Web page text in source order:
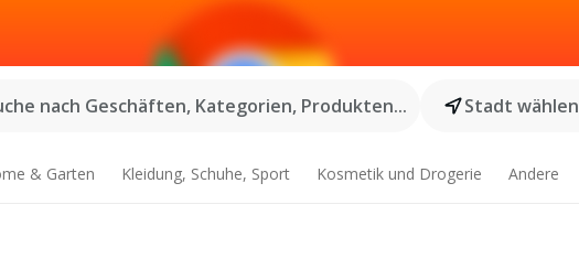
nach Geschäften, Kategorien, Produkten...
Stadt wählen
& Garten Kleidung, Schuhe, Sport Kosmetik und Drogerie Andere